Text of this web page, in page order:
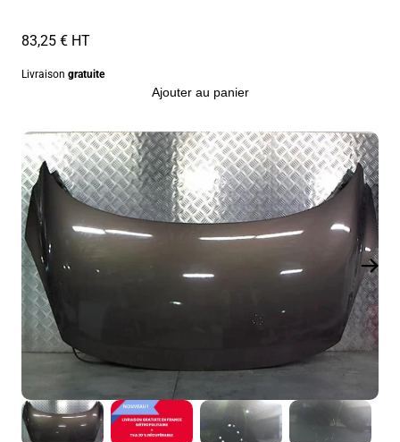
83,25 € HT
Livraison gratuite
Ajouter au panier